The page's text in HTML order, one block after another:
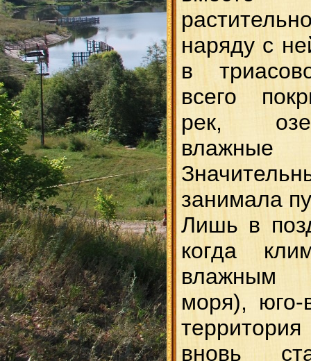
наряду с
в
всего
рек,
занимала
Лишь в
когда
влажным
моря), юго-
вновь